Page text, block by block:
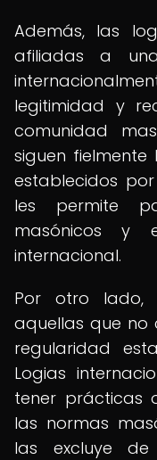
Además, las
afiliadas a
legitimidad y
comunidad
siguen
establecidos
les permite
masónicos y
internacional.
Por otro lado,
aquellas que no
regularidad
Logias
tener prácticas
las normas
las excluye